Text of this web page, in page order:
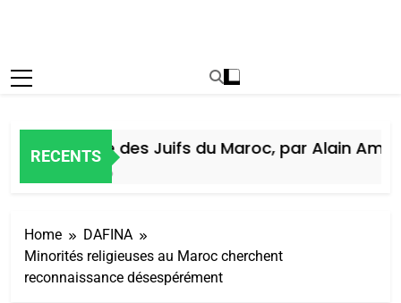
RECENTS
Histoire des Juifs du Maroc, par Alain Amiel
Home
DAFINA
Minorités religieuses au Maroc cherchent
reconnaissance désespérément